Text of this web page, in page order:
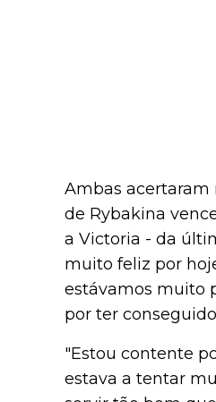
Ambas acertaram
de Rybakina
a Victoria - da
muito feliz por
estávamos muito
por ter
"Estou contente
estava a tentar